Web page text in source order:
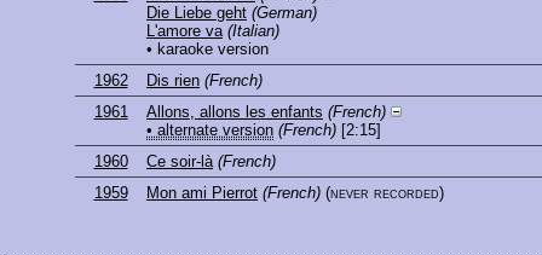
Die Liebe geht (German)
L'amore va (Italian)
• karaoke version
1962
Dis rien (French)
1961
Allons, allons les enfants (French)
• alternate version (French) [2:15]
1960
Ce soir-là (French)
1959
Mon ami Pierrot (French) (never recorded)